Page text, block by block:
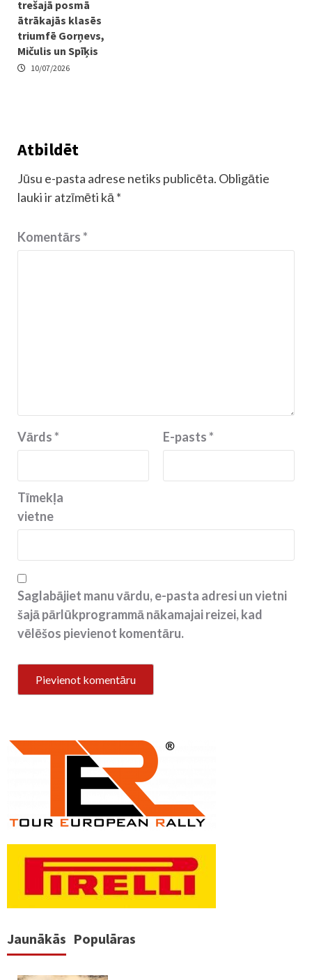
trešajā posmā
ātrākajās klasēs
triumfē Gorņevs,
Mičulis un Spīķis
10/07/2026
Atbildēt
Jūsu e-pasta adrese netiks publicēta. Obligātie
lauki ir atzīmēti kā *
Komentārs*
Vārds* E-pasts*
Tīmekļa
vietne
Saglabājiet manu vārdu, e-pasta adresi un vietni
šajā pārlūkprogrammā nākamajai reizei, kad
vēlēšos pievienot komentāru.
Jaunākās Populāras